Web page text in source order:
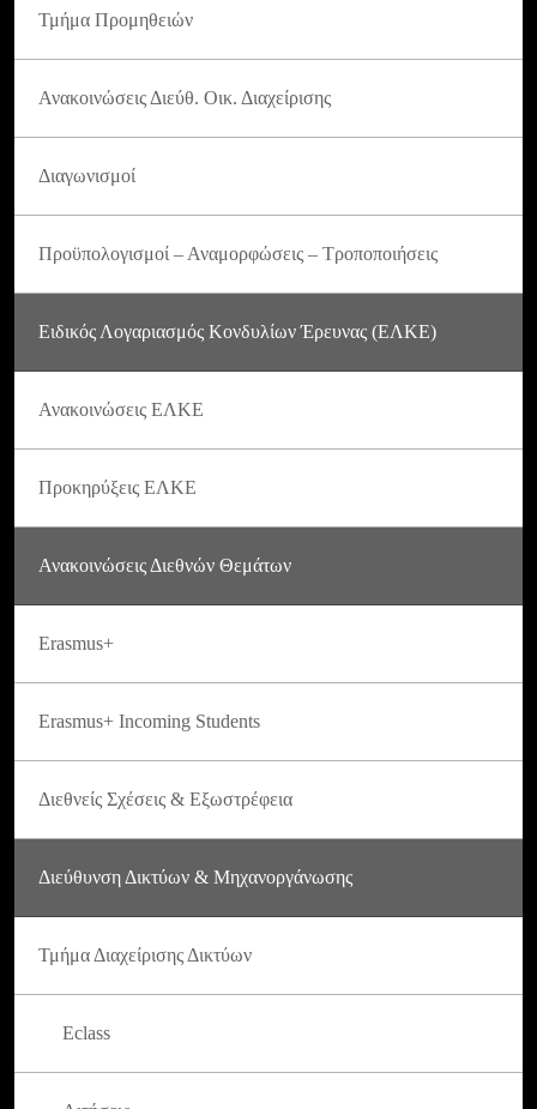
Τμήμα Προμηθειών
Ανακοινώσεις Διεύθ. Οικ. Διαχείρισης
Διαγωνισμοί
Προϋπολογισμοί – Αναμορφώσεις – Τροποποιήσεις
Ειδικός Λογαριασμός Κονδυλίων Έρευνας (ΕΛΚΕ)
Ανακοινώσεις ΕΛΚΕ
Προκηρύξεις ΕΛΚΕ
Ανακοινώσεις Διεθνών Θεμάτων
Erasmus+
Erasmus+ Incoming Students
Διεθνείς Σχέσεις & Εξωστρέφεια
Διεύθυνση Δικτύων & Μηχανοργάνωσης
Τμήμα Διαχείρισης Δικτύων
Eclass